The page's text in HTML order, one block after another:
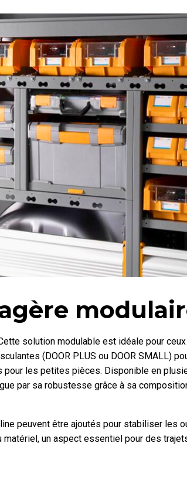
solution modulable est idéale pour
(DOOR PLUS ou DOOR SMALL)
les petites pièces. Disponible en
par sa robustesse grâce à sa
peuvent être ajoutés pour stabiliser les
un aspect essentiel pour des